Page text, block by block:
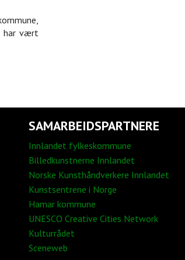
har vært
SAMARBEIDSPARTNERE
Innlandet fylkeskommune
Billedkunstnerne Innlandet
Norske Kunsthåndverkere Innlandet
Kunstsentrene i Norge
Hamar kommune
UNESCO Creative Cities Network
Kulturrådet
Sceneweb